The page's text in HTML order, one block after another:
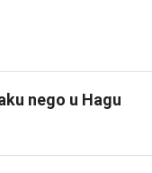
nego u Hagu